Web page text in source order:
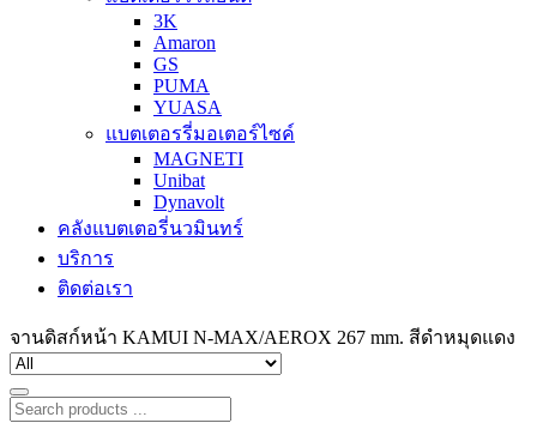
3K
Amaron
GS
PUMA
YUASA
แบตเตอรรี่มอเตอร์ไซค์
MAGNETI
Unibat
Dynavolt
คลังแบตเตอรี่นวมินทร์
บริการ
ติดต่อเรา
จานดิสก์หน้า KAMUI N-MAX/AEROX 267 mm. สีดำหมุดแดง